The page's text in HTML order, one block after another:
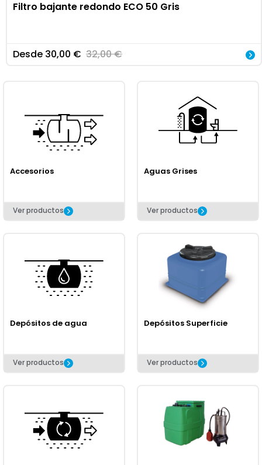
Filtro bajante redondo ECO 50 Gris
Desde 30,00 € 32,00€
Accesorios
Ver productos
Aguas Grises
Ver productos
Depósitos de agua
Ver productos
Depósitos Superficie
Ver productos